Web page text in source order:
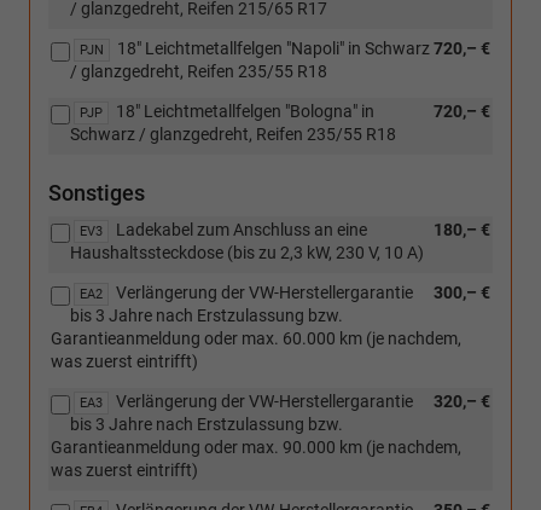
Leichtmetallfelgen
oder
[PJU]
/ glanzgedreht, Reifen 215/65 R17
PJN 720,– €
18" Leichtmetallfelgen "Napoli" in Schwarz
/ glanzgedreht, Reifen 235/55 R18
PJP 720,– €
18" Leichtmetallfelgen "Bologna" in
Schwarz / glanzgedreht, Reifen 235/55 R18
Sonstiges
EV3 180,– €
Ladekabel zum Anschluss an eine
Haushaltssteckdose (bis zu 2,3 kW, 230 V, 10 A)
EA2 300,– €
Verlängerung der VW-Herstellergarantie
bis 3 Jahre nach Erstzulassung bzw.
Garantieanmeldung oder max. 60.000 km (je nachdem,
was zuerst eintrifft)
EA3 320,– €
Verlängerung der VW-Herstellergarantie
bis 3 Jahre nach Erstzulassung bzw.
Garantieanmeldung oder max. 90.000 km (je nachdem,
was zuerst eintrifft)